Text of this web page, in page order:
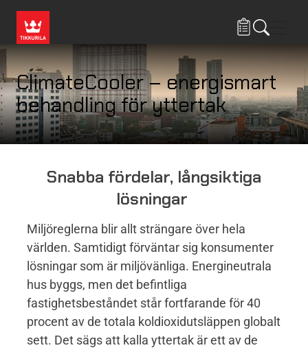
ClimateCooler – energismart
behandling för yttertak
Snabba fördelar, långsiktiga
lösningar
Miljöreglerna blir allt strängare över hela
världen. Samtidigt förväntar sig konsumenter
lösningar som är miljövänliga. Energineutrala
hus byggs, men det befintliga
fastighetsbeståndet står fortfarande för 40
procent av de totala koldioxidutsläppen globalt
sett. Det sägs att kalla yttertak är ett av de